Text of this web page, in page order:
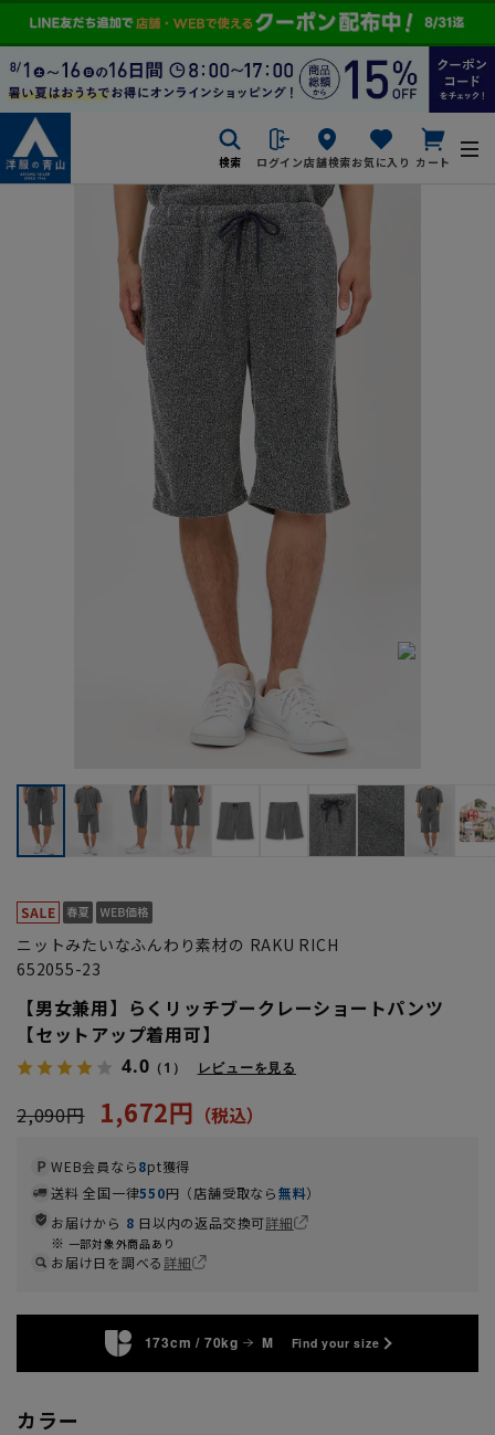
検索 ログイン店舗検索お気に入り カート
ニットみたいなふんわり素材の RAKU RICH
652055-23
【男女兼用】らくリッチブークレーショートパンツ
【セットアップ着用可】
4.0 （1） レビューを見る
2,090円 1,672円
WEB会員なら8pt獲得
送料 全国一律550円（店舗受取なら無料）
お届けから 8 日以内の返品交換可詳細
一部対象外商品あり
お届け日を調べる詳細
173cm / 70kg M Find your size
カラー